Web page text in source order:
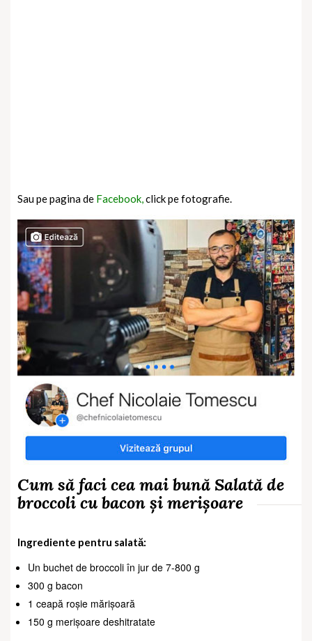
Sau pe pagina de Facebook,click pe fotografie.
Cum să faci cea mai bună Salată de
broccoli cu bacon și merișoare
Ingrediente pentru salată:
Un buchet de broccoli în jur de 7-800 g
300 g bacon
1 ceapă roșie mărișoară
150 g merișoare deshitratate